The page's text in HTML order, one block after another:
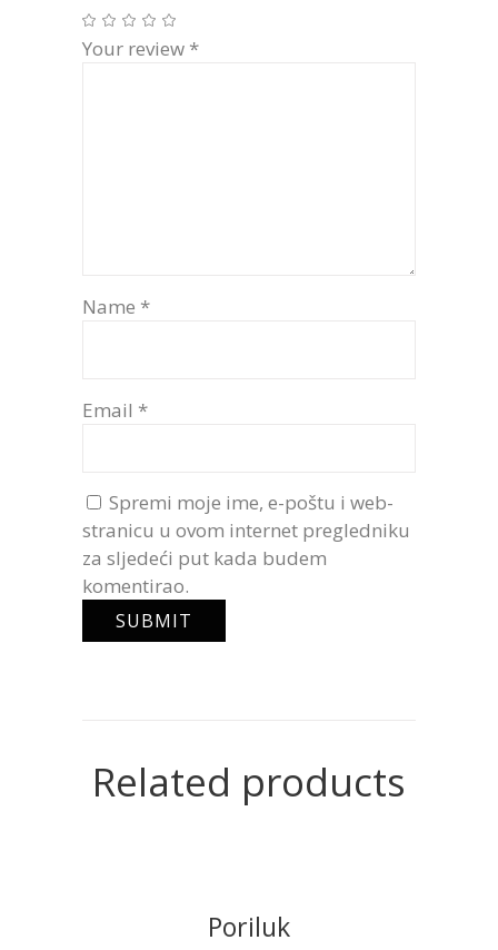
Your review *
Name *
Email *
Spremi moje ime, e-poštu i web-
stranicu u ovom internet pregledniku
za sljedeći put kada budem
komentirao.
Related products
READ MORE
Poriluk